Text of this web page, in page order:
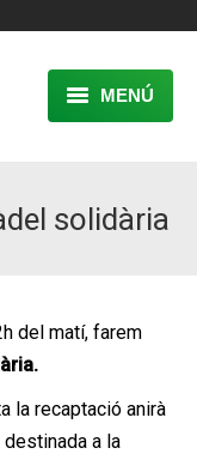
MENÚ
solidària
del matí, farem
la recaptació anirà
destinada a la